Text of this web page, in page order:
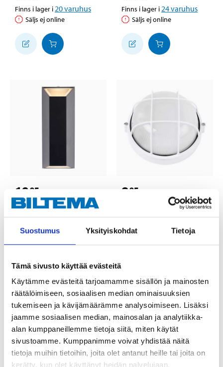
Suostumus Yksityiskohdat Tietoja
Tämä sivusto käyttää evästeitä
Käytämme evästeitä tarjoamamme sisällön ja mainosten
räätälöimiseen, sosiaalisen median ominaisuuksien
tukemiseen ja kävijämäärämme analysoimiseen. Lisäksi
jaamme sosiaalisen median, mainosalan ja analytiikka-
alan kumppaneillemme tietoja siitä, miten käytät
sivustoamme. Kumppanimme voivat yhdistää näitä
tietoja muihin tietoihin, joita olet antanut heille tai joita on
kerätty, kun olet käyttänyt heidän palvelujaan.
Finns i lager i 20varuhus
Säljs ej online
Finns i lager i 24varuhus
Säljs ej online
1995
Väggspotlight, IP44,
GU10
46-3078
895
Fasadbelysning, IP54
E27
46-3501